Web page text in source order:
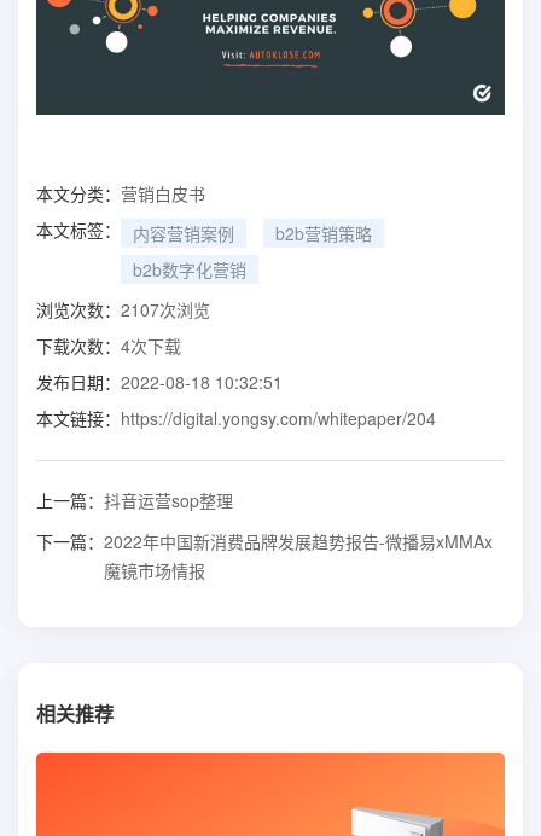
本文分类： 营销白皮书
本文标签：
内容营销案例
b2b营销策略
b2b数字化营销
浏览次数： 2107次浏览
下载次数： 4次下载
发布日期： 2022-08-18 10:32:51
本文链接： https://digital.yongsy.com/whitepaper/204
上一篇： 抖音运营sop整理
下一篇： 2022年中国新消费品牌发展趋势报告-微播易xMMAx
魔镜市场情报
相关推荐